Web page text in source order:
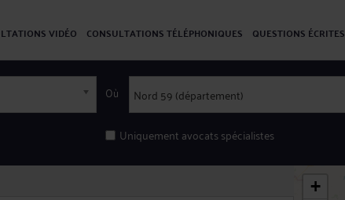
VIDÉO CONSULTATIONS TÉLÉPHONIQUES QUESTIONS ÉCRITES
Où
Uniquement avocats spécialistes
+